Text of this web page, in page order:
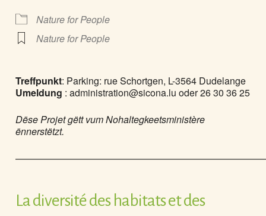
Nature for People
Nature for People
Treffpunkt: Parking: rue Schortgen, L-3564 Dudelange
Umeldung : administration@sicona.lu oder 26 30 36 25
Dëse Projet gëtt vum Nohaltegkeetsministère
ënnerstëtzt.
La diversité des habitats et des